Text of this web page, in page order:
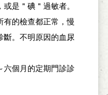
是＂碘＂過敏者。
有的檢查都正常，慢
斷。不明原因的血尿
月的定期門診診